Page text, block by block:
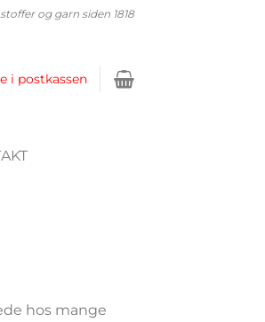
og garn siden 1818
i postkassen
hos mange